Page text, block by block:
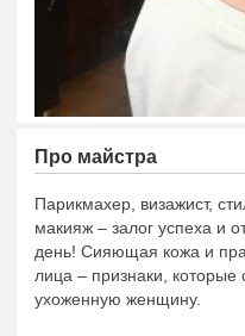
Про майстра
Парикмахер, визажист,
макияж – залог успеха и
день! Сияющая кожа и
лица – признаки, которые
ухоженную женщину.